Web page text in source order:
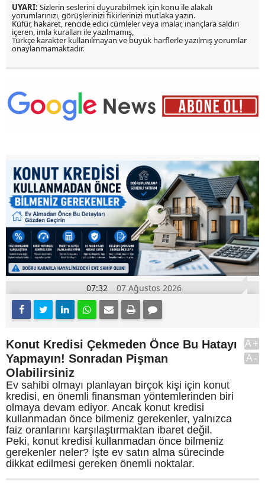
UYARI: Sizlerin seslerini duyurabilmek için konu ile alakalı
yorumlarınızı, görüşlerinizi fikirlerinizi mutlaka yazın.
Küfür, hakaret, rencide edici cümleler veya imalar, inançlara saldırı
içeren, imla kuralları ile yazılmamış,
Türkçe karakter kullanılmayan ve büyük harflerle yazılmış yorumlar
onaylanmamaktadır.
07:32 07 Ağustos 2026
Konut Kredisi Çekmeden Önce Bu Hatayı
Yapmayın! Sonradan Pişman
Olabilirsiniz
Ev sahibi olmayı planlayan birçok kişi için konut
kredisi, en önemli finansman yöntemlerinden biri
olmaya devam ediyor. Ancak konut kredisi
kullanmadan önce bilmeniz gerekenler, yalnızca
faiz oranlarını karşılaştırmaktan ibaret değil.
Peki, konut kredisi kullanmadan önce bilmeniz
gerekenler neler? İşte ev satın alma sürecinde
dikkat edilmesi gereken önemli noktalar.
A+
A-